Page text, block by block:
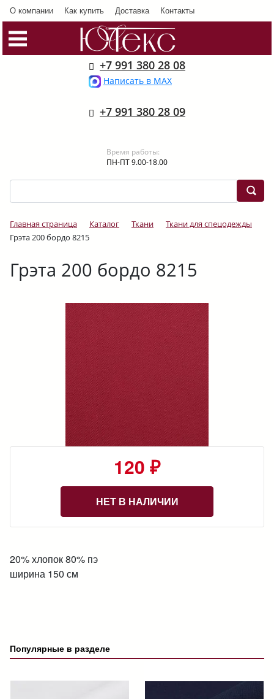
О компании Как купить Доставка Контакты
+7 991 380 28 08
Написать в MAX
+7 991 380 28 09
Время работы:
ПН-ПТ 9.00-18.00
Главная страница Каталог Ткани
Ткани для спецодежды
Грэта 200 бордо 8215
Грэта 200 бордо 8215
120 ₽
НЕТ В НАЛИЧИИ
20% хлопок 80% пэ
ширина 150 см
Популярные в разделе